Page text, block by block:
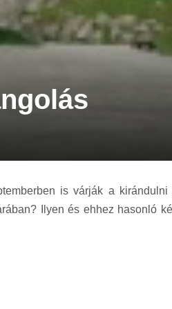
is várják a
Ilyen és ehhez hasonló